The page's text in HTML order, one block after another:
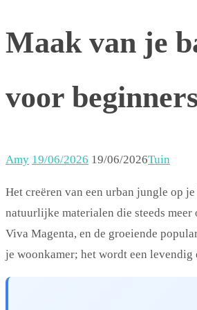
Maak van je
voor beginners
Amy 19/06/2026 19/06/2026Tuin
Het creëren van een urban jungle op
natuurlijke materialen die steeds
Viva Magenta, en de groeiende
je woonkamer; het wordt een